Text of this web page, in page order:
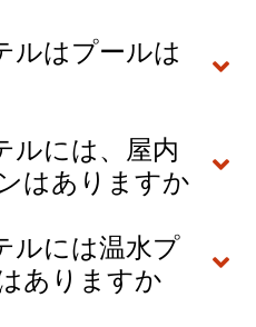
ルはプールは
ルには、屋内
はありますか
ルには温水プ
ありますか